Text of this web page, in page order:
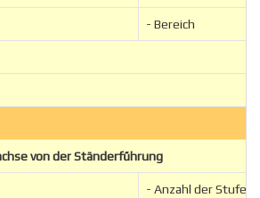
- Bereich
von der Ständerfűhrung
- Anzahl der Stufen